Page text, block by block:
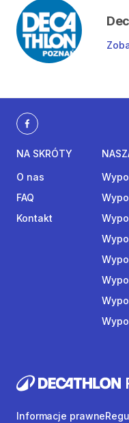
NA SKRÓTY
O nas
FAQ
Kontakt
Informacje prawne